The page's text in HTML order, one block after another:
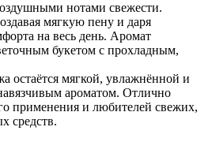
нотами свежести.
мягкую пену и даря
на весь день. Аромат
букетом с прохладным,
остаётся мягкой, увлажнённой и
ароматом. Отлично
применения и любителей свежих,
средств.